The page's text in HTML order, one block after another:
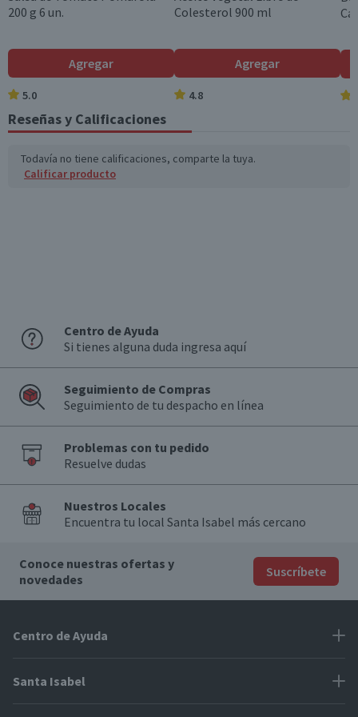
200 g 6 un.
Agregar
5.0
Colesterol 900 ml
Agregar
4.8
Reseñas y Calificaciones
Todavía no tiene calificaciones, comparte la tuya.
Calificar producto
Centro de Ayuda
Si tienes alguna duda ingresa aquí
Seguimiento de Compras
Seguimiento de tu despacho en línea
Problemas con tu pedido
Resuelve dudas
Nuestros Locales
Encuentra tu local Santa Isabel más cercano
Conoce nuestras ofertas y
novedades
Suscríbete
Centro de Ayuda
Problemas con tu pedido
Santa Isabel